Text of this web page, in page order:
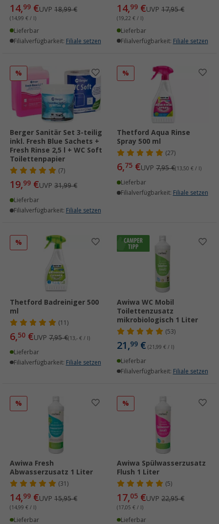
14,99 €UVP 18,99 €
(14,99 € / l)
Lieferbar
Filialverfügbarkeit: Filiale setzen
14,99 €UVP 17,95 €
(19,22 € / l)
Lieferbar
Filialverfügbarkeit: Filiale setzen
%
Berger Sanitär Set 3-teilig
inkl. Fresh Blue Sachets +
Fresh Rinse 2,5 l + WC Soft
Toilettenpapier
(7)
19,99 €UVP 31,99 €
Lieferbar
Filialverfügbarkeit: Filiale setzen
%
Thetford Aqua Rinse
Spray 500 ml
(27)
6,75 €UVP 7,95 €(13,50 € / l)
Lieferbar
Filialverfügbarkeit: Filiale setzen
%
Thetford Badreiniger 500
ml
(11)
6,50 €UVP 7,95 €(13,- € / l)
Lieferbar
Filialverfügbarkeit: Filiale setzen
Awiwa WC Mobil
Toilettenzusatz
mikrobiologisch 1 Liter
(53)
21,99 € (21,99 € / l)
Lieferbar
Filialverfügbarkeit: Filiale setzen
%
Awiwa Fresh
Abwasserzusatz 1 Liter
(31)
14,99 €UVP 15,95 €
(14,99 € / l)
Lieferbar
%
Awiwa Spülwasserzusatz
Flush 1 Liter
(5)
17,05 €UVP 22,95 €
(17,05 € / l)
Lieferbar